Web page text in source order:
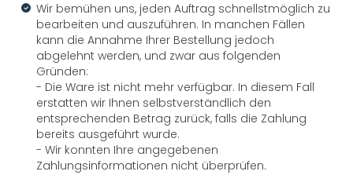
Wir bemühen uns, jeden Auftrag schnellstmöglich zu
bearbeiten und auszuführen. In manchen Fällen
kann die Annahme Ihrer Bestellung jedoch
abgelehnt werden, und zwar aus folgenden
Gründen:
- Die Ware ist nicht mehr verfügbar. In diesem Fall
erstatten wir Ihnen selbstverständlich den
entsprechenden Betrag zurück, falls die Zahlung
bereits ausgeführt wurde.
- Wir konnten Ihre angegebenen
Zahlungsinformationen nicht überprüfen.